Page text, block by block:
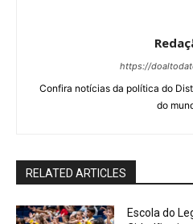
https://
Confira notícias da política do
do
RELATED ARTICLES
Escola do